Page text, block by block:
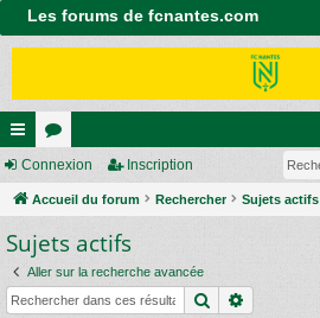
Les forums de fcnantes.com
ac
co
ur
ci
s
or
u
m
s
Connexion Inscription
Accueil du forum Rechercher Sujets actifs
Sujets actifs
Aller sur la recherche avancée
Rechercher